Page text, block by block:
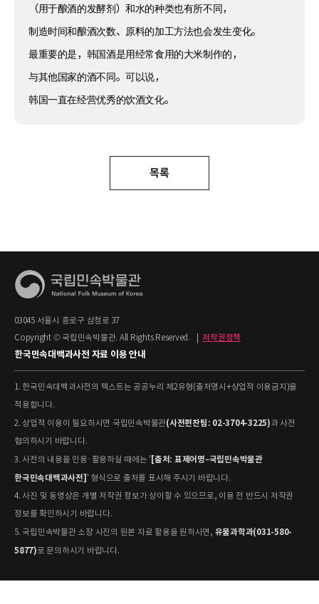
（用于酿酒的发酵剂）和水的种类也有所不同，
制造时间和酿酒次数、原料的加工方法也会发生变化。
最重要的是，韩国酒是用经常食用的大米制作的，
与其他国家的酒不同。可以说，
韩国一直在经营优秀的饮酒文化。
목록
03045 서울시 종로구 삼청로 37
Copyright © 국립민속박물관. All Rights Reserved.
저작권정책
한국민속대백과사전 자료 이용 안내
1. 한국민속대백과사전의 텍스트는 공공누리 제2유형(출처명시+상업적 이용금지)을
적용합니다.
2. 상업적 이용이 필요하시면 국립민속박물관(사전편찬팀: 02-3704-3225)과 사전
협의하시기 바랍니다.
3. 사전의 내용을 인용·활용하실 때에는 ' [출처: 표제어명–국립민속박물관
한국민속대백과사전] ' 형식으로 출처를 표시해 주시기 바랍니다.
4. 사진 및 동영상은 개별 저작권 정보가 상이할 수 있으므로, 이용 전 반드시 저작권
정보를 확인하시기 바랍니다.
5. 국립민속박물관 소장 사진의 원본 자료 활용을 원하시면, 유물과학과(031-580-
5877)로 문의하시기 바랍니다.